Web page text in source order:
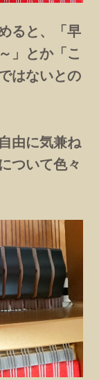
ると、「早
」とか「こ
はないとの
由に気兼ね
ついて色々